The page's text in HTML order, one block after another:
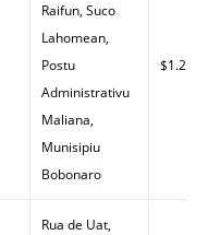
Raifun, Suco
Lahomean,
Postu
Administrativu
Maliana,
Munisipiu
Bobonaro
$1.29
Rua de Uat,